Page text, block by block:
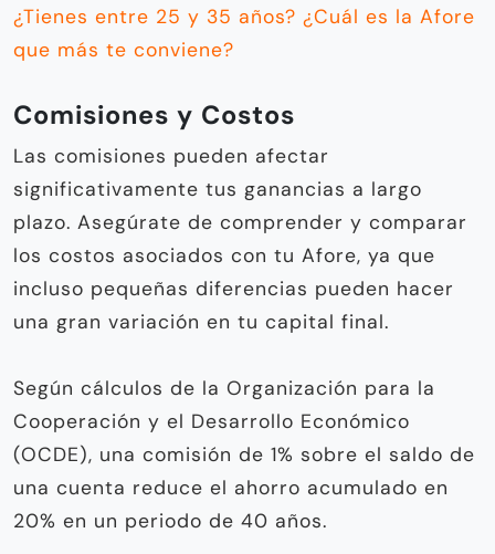
¿Tienes entre 25 y 35 años? ¿Cuál es la Afore
que más te conviene?
Comisiones y Costos
Las comisiones pueden afectar
significativamente tus ganancias a largo
plazo. Asegúrate de comprender y comparar
los costos asociados con tu Afore, ya que
incluso pequeñas diferencias pueden hacer
una gran variación en tu capital final.
Según cálculos de la Organización para la
Cooperación y el Desarrollo Económico
(OCDE), una comisión de 1% sobre el saldo de
una cuenta reduce el ahorro acumulado en
20% en un periodo de 40 años.